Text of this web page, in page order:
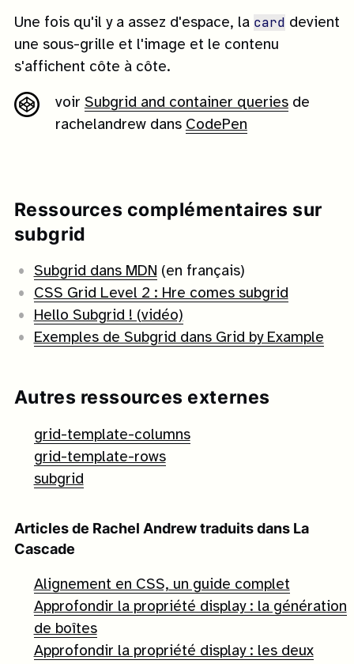
Une fois qu'il y a assez d'espace, la card devient
une sous-grille et l'image et le contenu
s'affichent côte à côte.
voir Subgrid and container queriesde
rachelandrew dans CodePen
Ressources complémentaires sur
subgrid
Subgrid dans MDN (en français)
CSS Grid Level 2 : Hre comes subgrid
Hello Subgrid ! (vidéo)
Exemples de Subgrid dans Grid by Example
Autres ressources externes
grid-template-columns
grid-template-rows
subgrid
Articles de Rachel Andrewtraduits dans La
Cascade
Alignement en CSS, un guide complet
Approfondir la propriété display : la génération
de boîtes
Approfondir la propriété display : les deux